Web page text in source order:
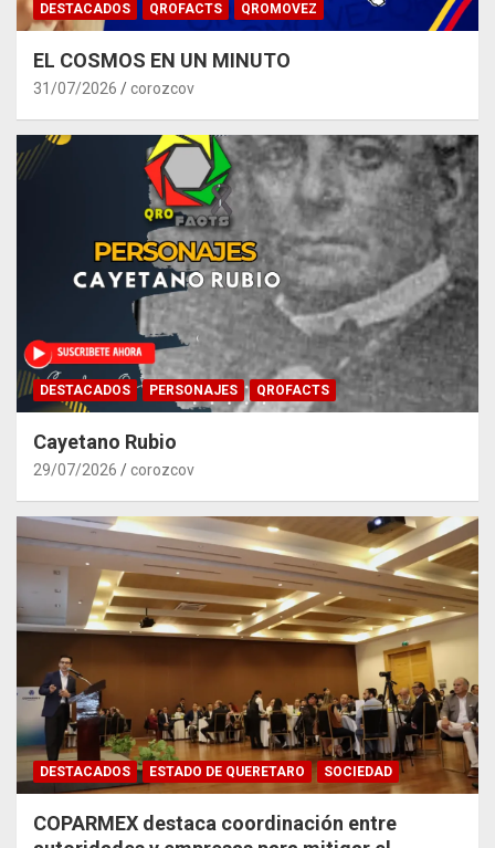
DESTACADOS QROFACTS QROMOVEZ
EL COSMOS EN UN MINUTO
31/07/2026 corozcov
DESTACADOS PERSONAJES QROFACTS
Cayetano Rubio
29/07/2026 corozcov
DESTACADOS ESTADO DE QUERETARO SOCIEDAD
COPARMEX destaca coordinación entre